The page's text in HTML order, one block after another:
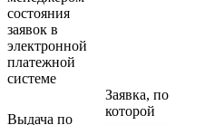
состояния
заявок в
электронной
платежной
системе
Выдача по
Заявка, по
которой